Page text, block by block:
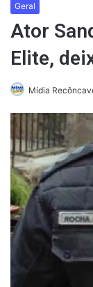
Geral
Ator
Elite,
Mídia